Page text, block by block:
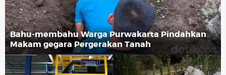
Bahu-membahu Warga Purwakarta Pindahkan
Makam gegara Pergerakan Tanah